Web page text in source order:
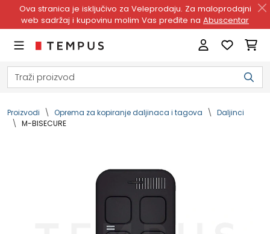
Ova stranica je isključivo za Veleprodaju. Za maloprodajni
web sadržaj i kupovinu molim Vas pređite na Abuscentar
Proizvodi Oprema za kopiranje daljinaca i tagova
Daljinci
M-BISECURE